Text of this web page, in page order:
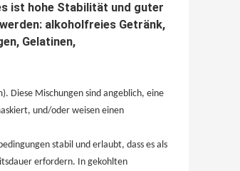
ist hohe Stabilität und guter
alkoholfreies Getränk,
Gelatinen,
Diese Mischungen sind angeblich, eine
und/oder weisen einen
stabil und erlaubt, dass es als
erfordern. In gekohlten